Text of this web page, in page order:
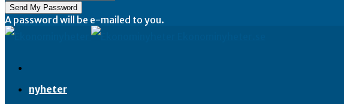
A password will be e-mailed to you.
nyheter